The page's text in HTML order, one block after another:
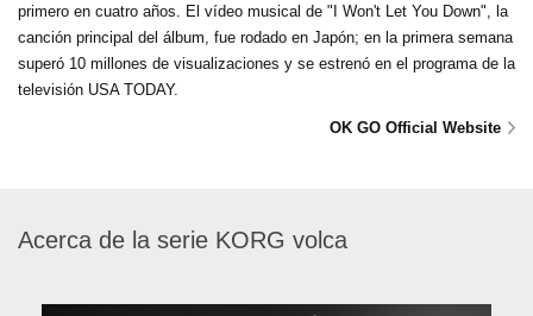
primero en cuatro años. El vídeo musical de "I Won't Let You Down", la
canción principal del álbum, fue rodado en Japón; en la primera semana
superó 10 millones de visualizaciones y se estrenó en el programa de la
televisión USA TODAY.
OK GO Official Website
Acerca de la serie KORG volca